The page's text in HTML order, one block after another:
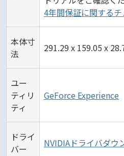
4年間保証に関する
本体寸
法
291.29 x 159.05 x
ユー
ティリ
ティ
GeForce Experience
ドライ
バー
NVIDIAドライバダウ